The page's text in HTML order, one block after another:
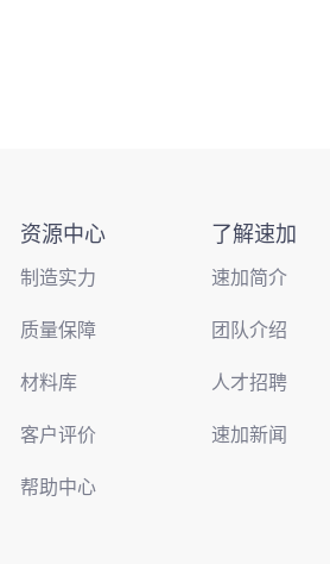
资源中心
制造实力
质量保障
材料库
客户评价
帮助中心
了解速加
速加简介
团队介绍
人才招聘
速加新闻